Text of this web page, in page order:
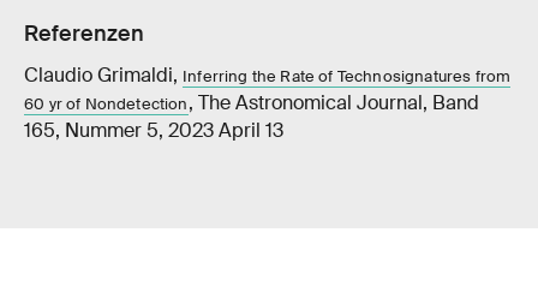
Referenzen
Claudio Grimaldi, Inferring the Rate of Technosignatures from
60 yr of Nondetection, The Astronomical Journal, Band
165, Nummer 5, 2023 April 13